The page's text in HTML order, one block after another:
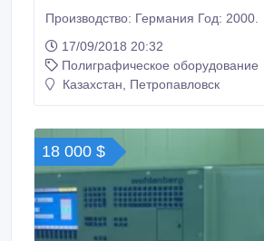
Производство: Германия Год: 2000.
17/09/2018 20:32
Полиграфическое оборудование
Казахстан, Петропавловск
18 000 $